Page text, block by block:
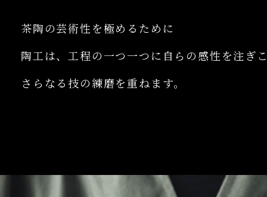
茶陶の芸術性を極めるために
陶工は、工程の一つ一つに自らの感性を注ぎ
さらなる技の練磨を重ねます。